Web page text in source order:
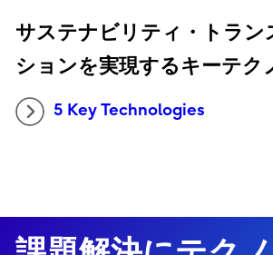
サステナビリティ・トラン
ションを実現するキーテク
5 Key Technologies